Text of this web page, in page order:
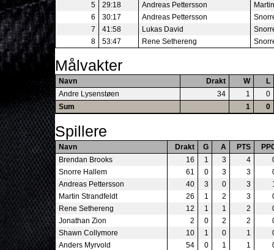
5
29:18 Andreas Pettersson
6
30:17 Andreas Pettersson
7
41:58 Lukas David
8
53:47 Rene Sethereng
Målvakter
Navn Drakt W
L
Andre Lysenstøen
34 1
0
Sum
1 0
Spillere
Navn Drakt G A PTS
Brendan Brooks
16 1 3 4
Snorre Hallem
61 0 3 3
Andreas Pettersson
40 3 0 3
Martin Strandfeldt
26 1 2 3
Rene Sethereng
12 1 1 2
Jonathan Zion
2 0 2 2
Shawn Collymore
10 1 0 1
Anders Myrvold
54 0 1 1